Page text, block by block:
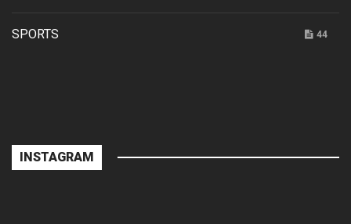
SPORTS 44
INSTAGRAM